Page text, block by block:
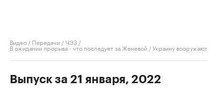
Видео / Передачи /ЧЭЗ /
В ожидании прорыва - что последует за Женевой / Украину вооружают
Выпуск за 21 января, 2022